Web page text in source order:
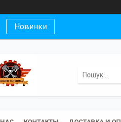
Новинки